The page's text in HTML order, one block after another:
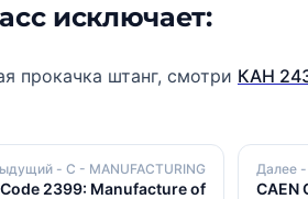
исключает:
прокачка штанг, смотри КАН
- C - MANUFACTURING
Code 2399: Manufacture of
Далее
CAEN